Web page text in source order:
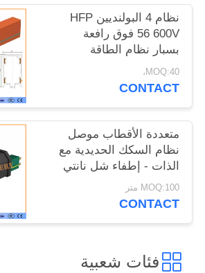
نظام 4 البولنديين HFP
56 600V فوق رافعة
بسبار نظام الطاقة
السكك الحديدية
MOQ:40،
CONTACT
متعددة الأقطاب موصل
نظام السكك الحديدية مع
الذات - إطفاء شل نانتي
HFP56
MOQ:100 متر
CONTACT
فئات شعبية